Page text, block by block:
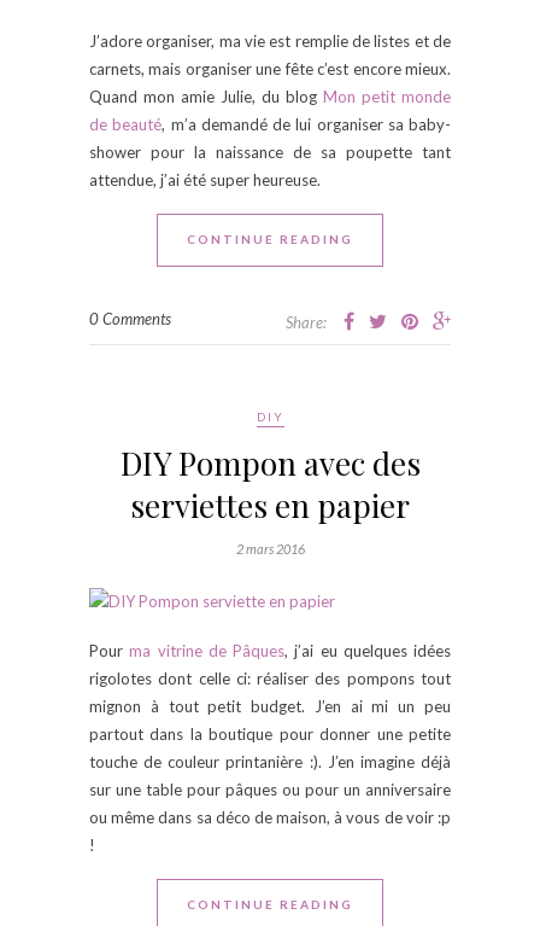
J’adore organiser, ma vie est remplie de listes et de
carnets, mais organiser une fête c’est encore mieux.
Quand mon amie Julie, du blog Mon petit monde
de beauté, m’a demandé de lui organiser sa baby-
shower pour la naissance de sa poupette tant
attendue, j’ai été super heureuse.
CONTINUE READING
0 Comments Share:
DIY
DIY Pompon avec des
serviettes en papier
2 mars 2016
Pourma vitrine de Pâques, j’ai eu quelques idées
rigolotes dont celle ci: réaliser des pompons tout
mignon à tout petit budget. J’en ai mi un peu
partout dans la boutique pour donner une petite
touche de couleur printanière :). J’en imagine déjà
sur une table pour pâques ou pour un anniversaire
ou même dans sa déco de maison, à vous de voir :p
!
CONTINUE READING